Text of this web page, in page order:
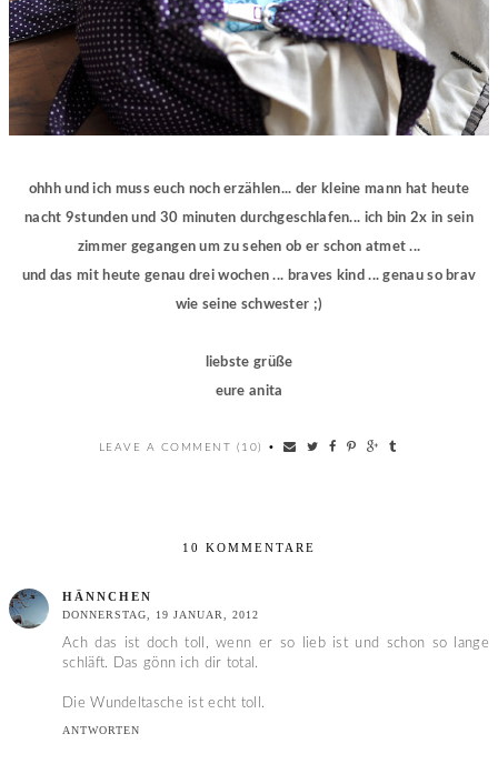
ohhh und ich muss euch noch erzählen... der kleine mann hat heute
nacht 9stunden und 30 minuten durchgeschlafen... ich bin 2x in sein
zimmer gegangen um zu sehen ob er schon atmet ...
und das mit heute genau drei wochen ... braves kind ... genau so brav
wie seine schwester ;)
liebste grüße
eure anita
LEAVE A COMMENT (10) •
10 KOMMENTARE
HÄNNCHEN
DONNERSTAG, 19 JANUAR, 2012
Ach das ist doch toll, wenn er so lieb ist und schon so lange
schläft. Das gönn ich dir total.
Die Wundeltasche ist echt toll.
ANTWORTEN